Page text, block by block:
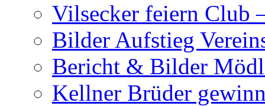
Vilsecker feiern Club
Bilder Aufstieg
Bericht & Bilder
Kellner Brüder